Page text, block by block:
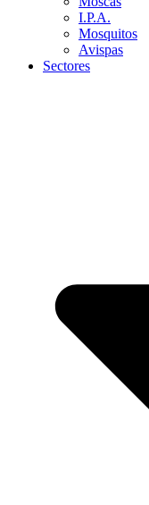
I.P.A.
Mosquitos
Avispas
Sectores